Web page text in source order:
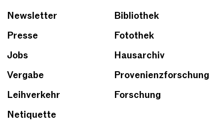
Newsletter
Presse
Jobs
Vergabe
Leihverkehr
Netiquette
Bibliothek
Fotothek
Hausarchiv
Provenienzforschung
Forschung